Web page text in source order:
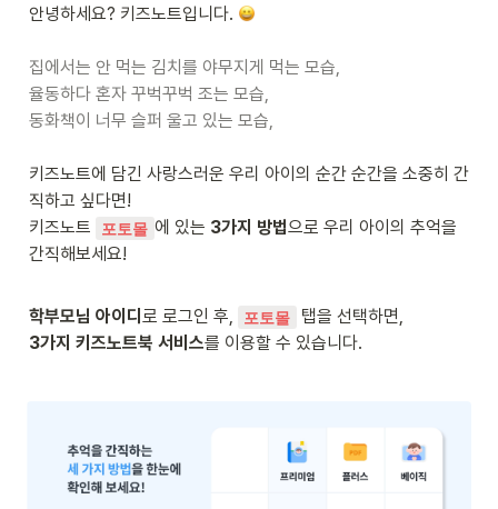
안녕하세요? 키즈노트입니다.
집에서는 안 먹는 김치를 야무지게 먹는 모습,
율동하다 혼자 꾸벅꾸벅 조는 모습,
키즈노트에 담긴 사랑스러운 우리 아이의 순간 순간을 소중히 간
직하고 싶다면!
키즈노트
포토몰 에 있는 3가지 방법으로 우리 아이의 추억을
간직해보세요!
학부모님 아이디 로 로그인 후, 포토몰
3가지 키즈노트북 서비스를 이용할 수 있습니다.